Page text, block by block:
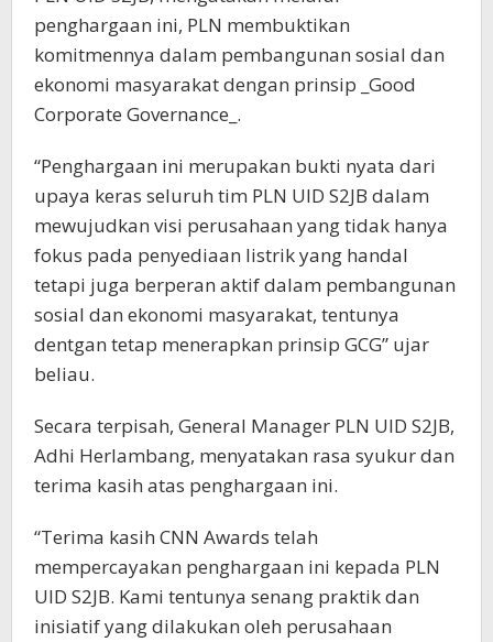
penghargaan ini, PLN membuktikan
komitmennya dalam pembangunan sosial dan
ekonomi masyarakat dengan prinsip _Good
Corporate Governance_.
“Penghargaan ini merupakan bukti nyata dari
upaya keras seluruh tim PLN UID S2JB dalam
mewujudkan visi perusahaan yang tidak hanya
fokus pada penyediaan listrik yang handal
tetapi juga berperan aktif dalam pembangunan
sosial dan ekonomi masyarakat, tentunya
dentgan tetap menerapkan prinsip GCG” ujar
beliau.
Secara terpisah, General Manager PLN UID S2JB,
Adhi Herlambang, menyatakan rasa syukur dan
terima kasih atas penghargaan ini.
“Terima kasih CNN Awards telah
mempercayakan penghargaan ini kepada PLN
UID S2JB. Kami tentunya senang praktik dan
inisiatif yang dilakukan oleh perusahaan